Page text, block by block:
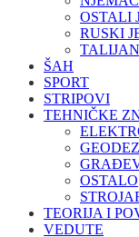
OSTALI
RUSKI
ŠAH
SPORT
STRIPOVI
TEHNIČKE
OSTALO
TEORIJA I
VEDUTE